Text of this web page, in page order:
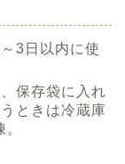
3日以内に使
保存袋に入れ
ときは冷蔵庫